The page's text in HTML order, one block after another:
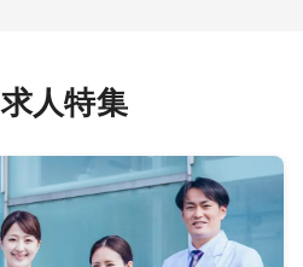
人特集